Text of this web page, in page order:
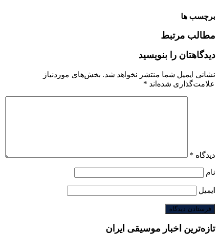
برچسب ها
مطالب مرتبط
دیدگاهتان را بنویسید
نشانی ایمیل شما منتشر نخواهد شد. بخش‌های موردنیاز
علامت‌گذاری شده‌اند *
دیدگاه *
نام
ایمیل
تازه‌ترین اخبار موسیقی ایران